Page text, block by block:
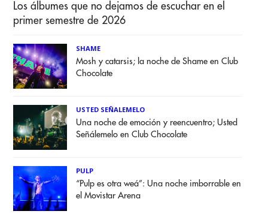
Los álbumes que no dejamos de escuchar en el
primer semestre de 2026
SHAME
Mosh y catarsis; la noche de Shame en Club
Chocolate
USTED SEÑALEMELO
Una noche de emoción y reencuentro; Usted
Señálemelo en Club Chocolate
PULP
“Pulp es otra weá”: Una noche imborrable en
el Movistar Arena